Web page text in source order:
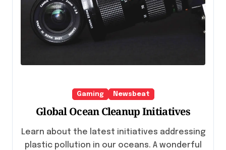
Gaming Newsbeat
Global Ocean Cleanup Initiatives
Learn about the latest initiatives addressing
plastic pollution in our oceans. A wonderful